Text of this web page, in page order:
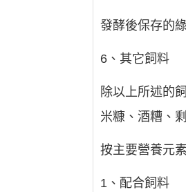
發酵後保存的
6、其它飼料
除以上所述的
米糠、酒糟、
按主要營養元
1、配合飼料